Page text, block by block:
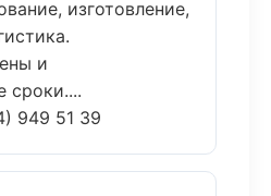
изготовление,
и
сроки....
949 51 39